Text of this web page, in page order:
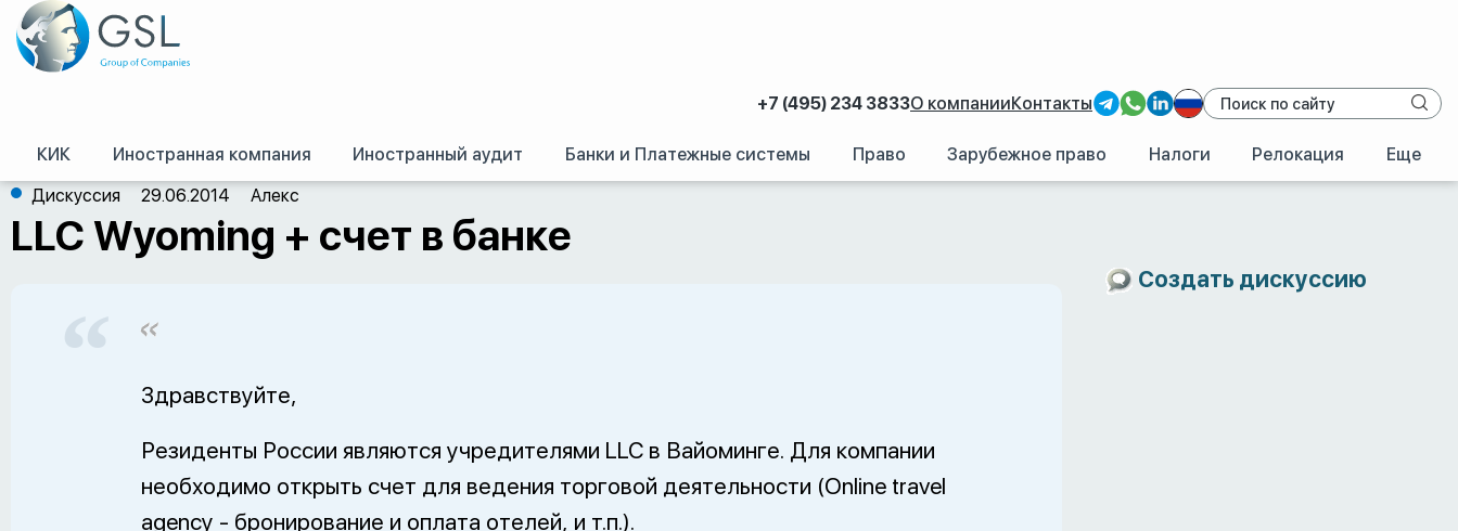
+7 (495) 234 3833О компанииКонтакты
КИК Иностранная компания Иностранный аудит Банки и Платежные системы Право Зарубежное право Налоги Релокация Еще
GSL/Оффшор – форум /США/LLC Wyoming + счет в банке
Дискуссия 29.06.2014 Алекс
LLC Wyoming + счет в банке
Здравствуйте,
Резиденты России являются учредителями LLC в Вайоминге. Для компании
необходимо открыть счет для ведения торговой деятельности (Online travel
agency - бронирование и оплата отелей, и т.п.).
Создать дискуссию